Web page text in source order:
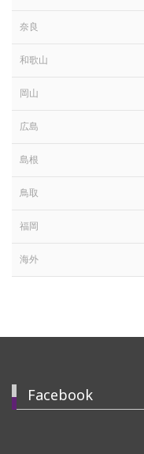
奈良
和歌山
岡山
広島
島根
鳥取
福岡
海外
Facebook